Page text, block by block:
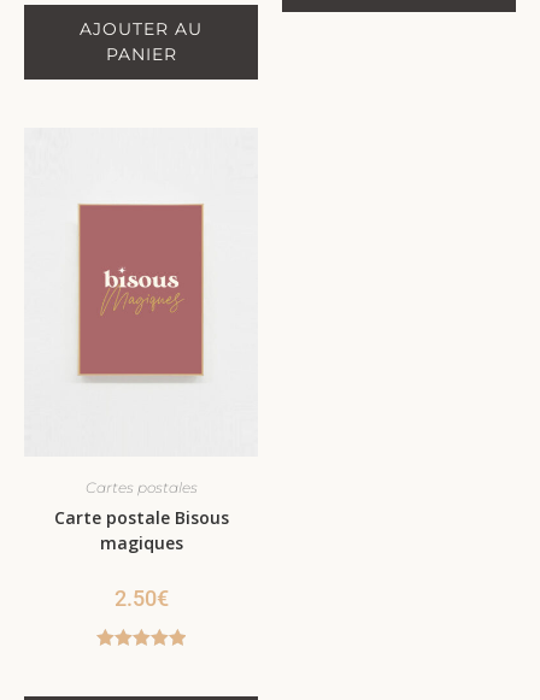
AJOUTER AU
PANIER
Cartes postales
Carte postale Bisous
magiques
2.50€